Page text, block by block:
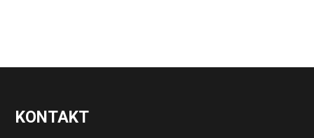
KONTAKT